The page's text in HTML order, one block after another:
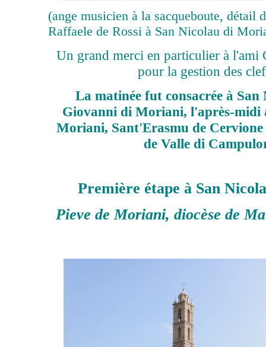
(ange musicien à la sacqueboute, détail
Raffaele de Rossi à San Nicolau di
Un grand merci en particulier à l'ami
pour la gestion des
La matinée fut consacrée à San
Giovanni di Moriani, l'après-midi
Moriani, Sant'Erasmu de
de Valle di
Première étape à San
Pieve de Moriani, diocèse de